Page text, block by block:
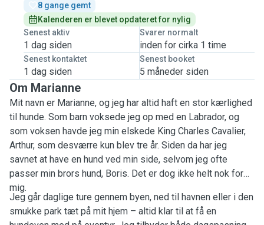
8 gange gemt
Kalenderen er blevet opdateret for nylig
Senest aktiv
1 dag siden
Svarer normalt
inden for cirka 1 time
Senest kontaktet
1 dag siden
Senest booket
5 måneder siden
Om Marianne
Mit navn er Marianne, og jeg har altid haft en stor kærlighed
til hunde. Som barn voksede jeg op med en Labrador, og
som voksen havde jeg min elskede King Charles Cavalier,
Arthur, som desværre kun blev tre år. Siden da har jeg
savnet at have en hund ved min side, selvom jeg ofte
passer min brors hund, Boris. Det er dog ikke helt nok for
mig.
Jeg går daglige ture gennem byen, ned til havnen eller i den
smukke park tæt på mit hjem – altid klar til at få en